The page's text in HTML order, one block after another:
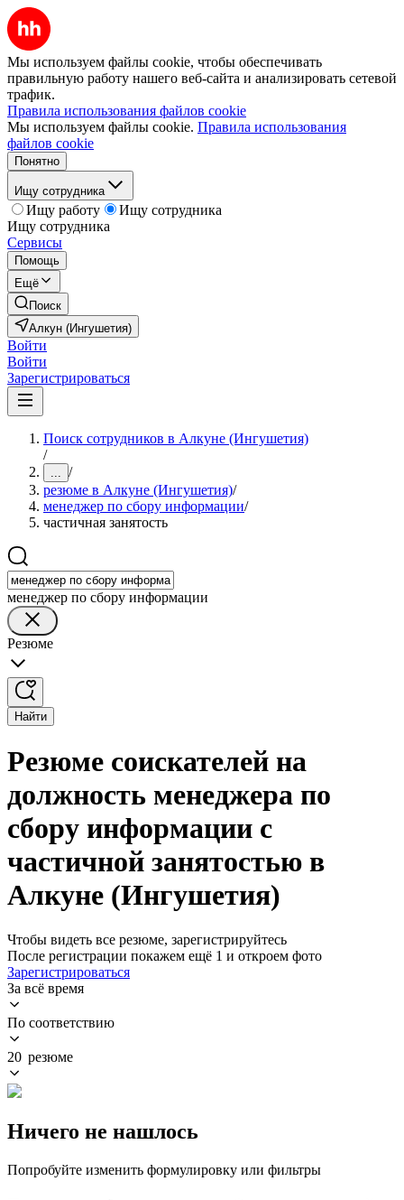
Мы используем файлы cookie, чтобы обеспечивать
правильную работу нашего веб-сайта и анализировать сетевой
трафик.
Правила использования файлов cookie
Мы используем файлы cookie. Правила использования
файлов cookie
Понятно
Ищу сотрудника
Ищу работу
Ищу сотрудника
Ищу сотрудника
Сервисы
Помощь
Ещё
Поиск
Алкун (Ингушетия)
Войти
Войти
Зарегистрироваться
Поиск сотрудников в Алкуне (Ингушетия)
/
... /
резюме в Алкуне (Ингушетия)/
менеджер по сбору информации/
частичная занятость
менеджер по сбору информации
Резюме
Найти
Резюме соискателей на
должность менеджера по
сбору информации с
частичной занятостью в
Алкуне (Ингушетия)
Чтобы видеть все резюме, зарегистрируйтесь
После регистрации покажем ещё 1 и откроем фото
Зарегистрироваться
За всё время
По соответствию
20 резюме
Ничего не нашлось
Попробуйте изменить формулировку или фильтры